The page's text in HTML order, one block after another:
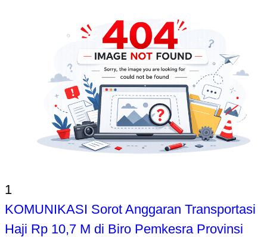
1
KOMUNIKASI Sorot Anggaran Transportasi
Haji Rp 10,7 M di Biro Pemkesra Provinsi